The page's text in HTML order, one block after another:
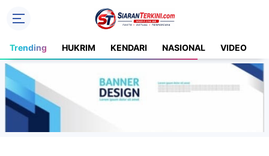
Trending HUKRIM KENDARI NASIONAL VIDEO